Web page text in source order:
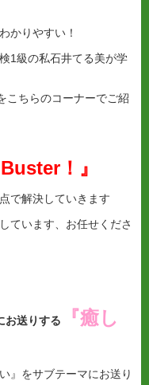
かりやすい！
1級の私石井てる美が学
こちらのコーナーでご紹
！』
で解決していきます
ています、お任せくださ
お送りする
『癒し
』をサブテーマにお送り